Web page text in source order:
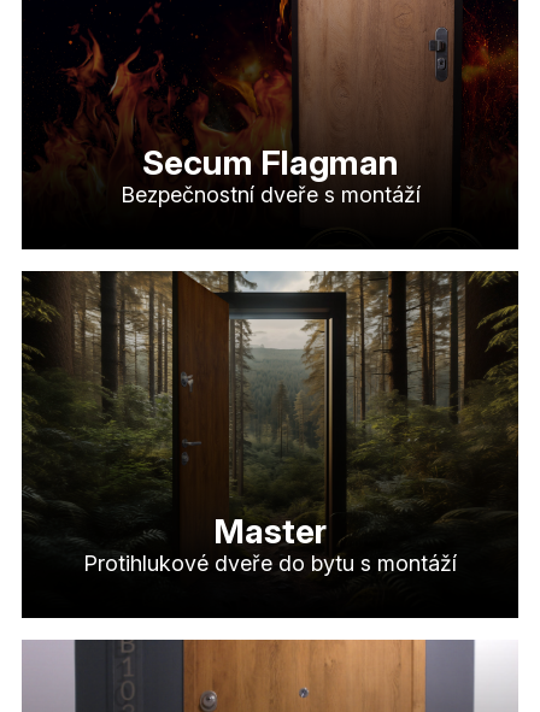
Secum Flagman
Bezpečnostní dveře s montáží
Master
Protihlukové dveře do bytu s montáží